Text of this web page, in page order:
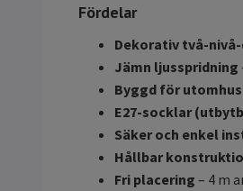
Fördelar
Dekorativ två-
Jämn ljusspridning
Byggd för
E27-socklar
Säker och enkel
Hållbar
Fri placering – 4 m